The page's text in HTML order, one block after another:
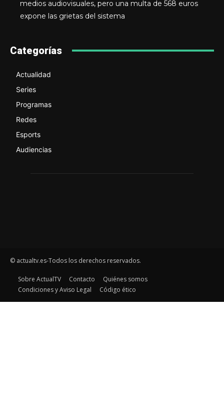
medios audiovisuales, pero una multa de 568 euros
expone las grietas del sistema
Categorías
Actualidad
Series
Programas
Redes
Esports
Audiencias
© actualtv.es-Todos los derechos reservados.
Sobre ActualTV Contacto
Quiénes somos
Condiciones y Aviso Legal
Código ético